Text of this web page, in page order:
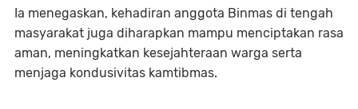
Ia menegaskan, kehadiran anggota Binmas di tengah
masyarakat juga diharapkan mampu menciptakan rasa
aman, meningkatkan kesejahteraan warga serta
menjaga kondusivitas kamtibmas.